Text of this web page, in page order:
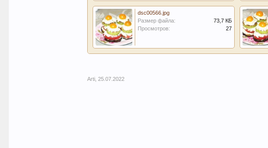
dsc00566.jpg
Размер файла:
73,7 КБ
Просмотров:
27
Arti 25.07.2022